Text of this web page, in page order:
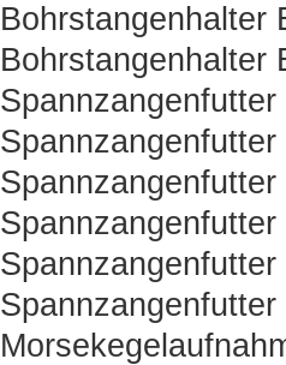
Bohrstangenhalter
Bohrstangenhalter
Spannzangenfutter